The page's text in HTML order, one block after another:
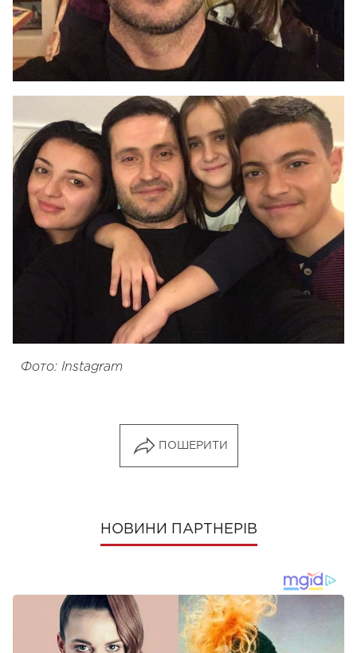
Фото: Instagram
ПОШЕРИТИ
НОВИНИ ПАРТНЕРІВ